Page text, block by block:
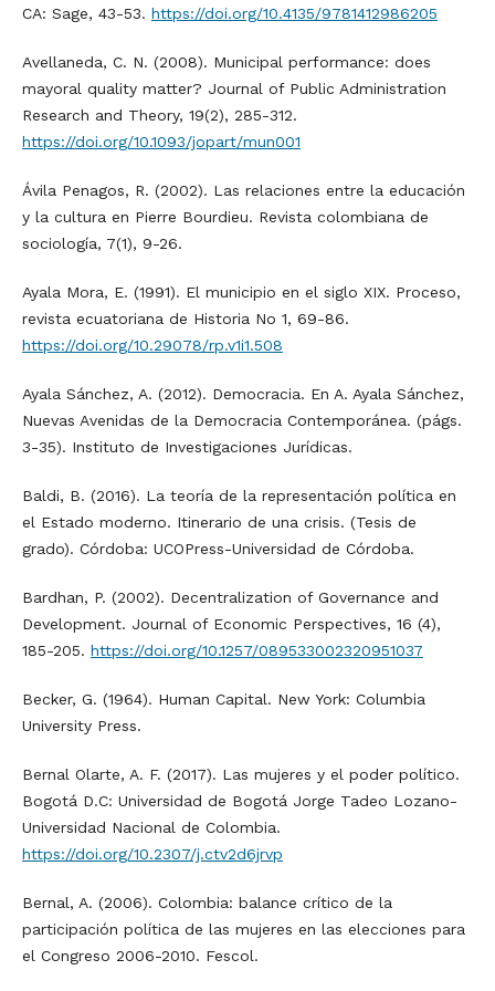
CA: Sage, 43-53. https://doi.org/10.4135/9781412986205
Avellaneda, C. N. (2008). Municipal performance: does
mayoral quality matter? Journal of Public Administration
Research and Theory, 19(2), 285-312.
https://doi.org/10.1093/jopart/mun001
Ávila Penagos, R. (2002). Las relaciones entre la educación
y la cultura en Pierre Bourdieu. Revista colombiana de
sociología, 7(1), 9-26.
Ayala Mora, E. (1991). El municipio en el siglo XIX. Proceso,
revista ecuatoriana de Historia No 1, 69-86.
https://doi.org/10.29078/rp.v1i1.508
Ayala Sánchez, A. (2012). Democracia. En A. Ayala Sánchez,
Nuevas Avenidas de la Democracia Contemporánea. (págs.
3-35). Instituto de Investigaciones Jurídicas.
Baldi, B. (2016). La teoría de la representación política en
el Estado moderno. Itinerario de una crisis. (Tesis de
grado). Córdoba: UCOPress-Universidad de Córdoba.
Bardhan, P. (2002). Decentralization of Governance and
Development. Journal of Economic Perspectives, 16 (4),
185-205. https://doi.org/10.1257/089533002320951037
Becker, G. (1964). Human Capital. New York: Columbia
University Press.
Bernal Olarte, A. F. (2017). Las mujeres y el poder político.
Bogotá D.C: Universidad de Bogotá Jorge Tadeo Lozano-
Universidad Nacional de Colombia.
https://doi.org/10.2307/j.ctv2d6jrvp
Bernal, A. (2006). Colombia: balance crítico de la
participación política de las mujeres en las elecciones para
el Congreso 2006-2010. Fescol.